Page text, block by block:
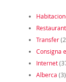
Transfer
Consigna
Internet
Alberca (3)